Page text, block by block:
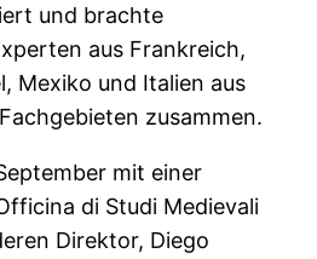
und brachte
aus Frankreich,
Mexiko und Italien aus
zusammen.
mit einer
di Studi Medievali
Direktor, Diego